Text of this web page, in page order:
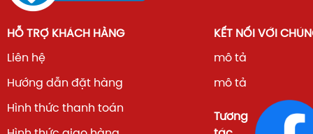
HỖ TRỢ KHÁCH HÀNG
Liên hệ
Hướng dẫn đặt hàng
Hình thức thanh toán
KẾT NỐI VỚI
mô tả
mô tả
Tương